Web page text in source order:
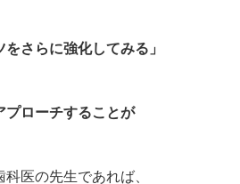
をさらに強化してみる」
プローチすることが
医の先生であれば、